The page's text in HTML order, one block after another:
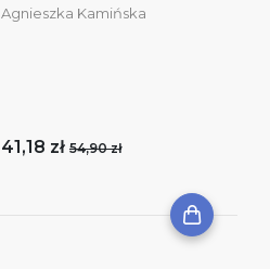
Agnieszka Kamińska
41,18 zł 54,90 zł